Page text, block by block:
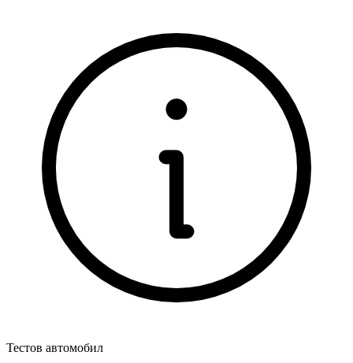
Тестов автомобил